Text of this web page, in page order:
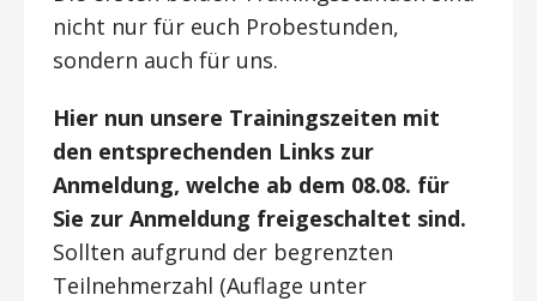
nicht nur für euch Probestunden,
sondern auch für uns.
Hier nun unsere Trainingszeiten mit
den entsprechenden Links zur
Anmeldung, welche ab dem 08.08. für
Sie zur Anmeldung freigeschaltet sind.
Sollten aufgrund der begrenzten
Teilnehmerzahl (Auflage unter